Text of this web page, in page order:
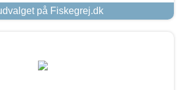
på Fiskegrej.dk